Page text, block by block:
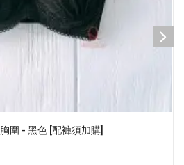
圍 - 黑色 [配褲須加購]